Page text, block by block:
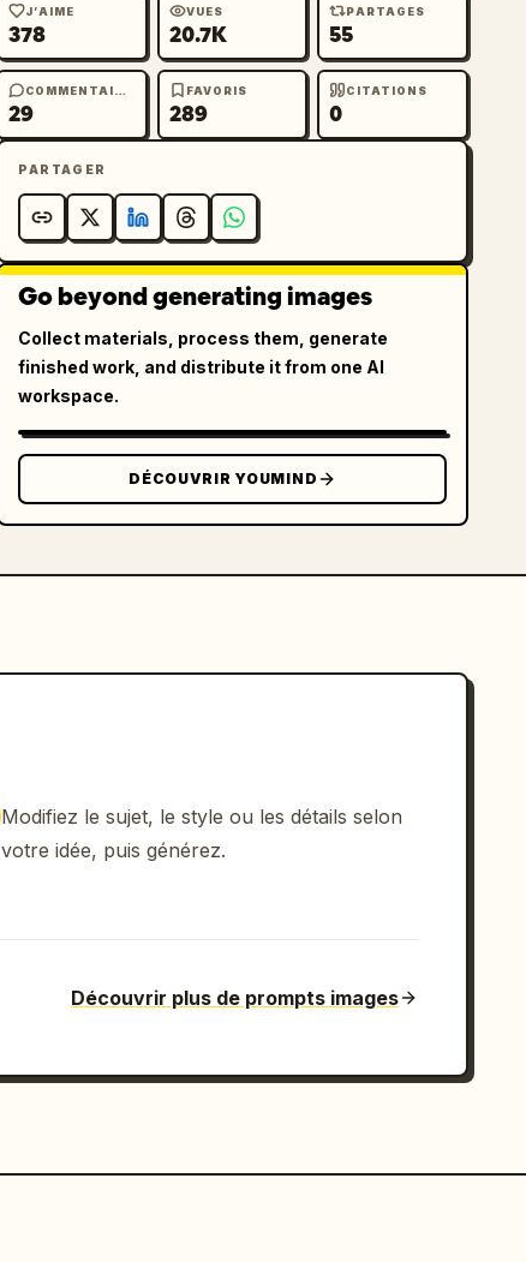
J’AIME
378
VUES
20.7K
PARTAGES
55
COMMENTAIRES
29
FAVORIS
289
CITATIONS
0
PARTAGER
Go beyond generating images
Collect materials, process them, generate
finished work, and distribute it from one AI
workspace.
DÉCOUVRIR YOUMIND
Modifiez le sujet, le style ou les détails selon
votre idée, puis générez.
Découvrir plus de prompts images